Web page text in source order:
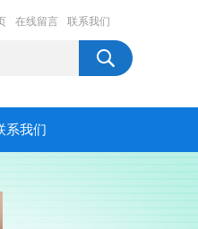
在线留言 联系我们
系我们